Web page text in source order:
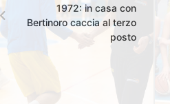
1972: in casa con
Bertinoro caccia al terzo
posto